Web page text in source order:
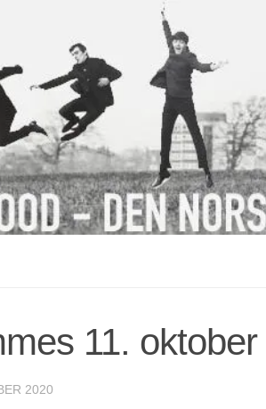
11. oktober
2020